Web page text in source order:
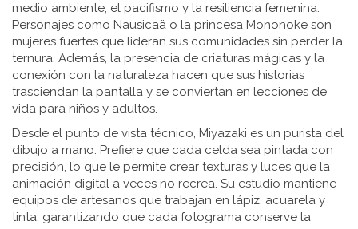
medio ambiente, el pacifismo y la resiliencia femenina.
Personajes como Nausicaä o la princesa Mononoke son
mujeres fuertes que lideran sus comunidades sin perder la
ternura. Además, la presencia de criaturas mágicas y la
conexión con la naturaleza hacen que sus historias
trasciendan la pantalla y se conviertan en lecciones de
vida para niños y adultos.
Desde el punto de vista técnico, Miyazaki es un purista del
dibujo a mano. Prefiere que cada celda sea pintada con
precisión, lo que le permite crear texturas y luces que la
animación digital a veces no recrea. Su estudio mantiene
equipos de artesanos que trabajan en lápiz, acuarela y
tinta, garantizando que cada fotograma conserve la